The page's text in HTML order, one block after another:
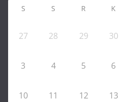
S S R K
27 28 29 30
3 4 5 6
10 11 12 13